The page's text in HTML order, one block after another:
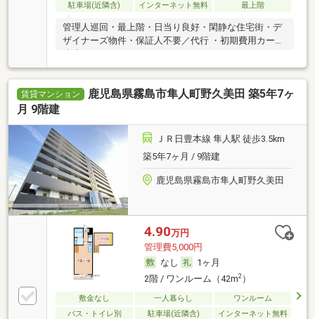
駐車場(近隣含)
インターネット無料 最上階
管理人巡回・最上階・日当り良好・閑静な住宅街・デ
ザイナーズ物件・保証人不要／代行 ・初期費用カード
賃貸マンション
鹿児島県霧島市隼人町野久美田 築5年7ヶ
月 9階建
ＪＲ日豊本線 隼人駅 徒歩3.5km
築5年7ヶ月 / 9階建
鹿児島県霧島市隼人町野久美田
4.90万円
管理費5,000円
なし
1ヶ月
2階 / ワンルーム（42m2）
敷金なし 一人暮らし
ワンルーム
バス・トイレ別
駐車場(近隣含) インターネット無料